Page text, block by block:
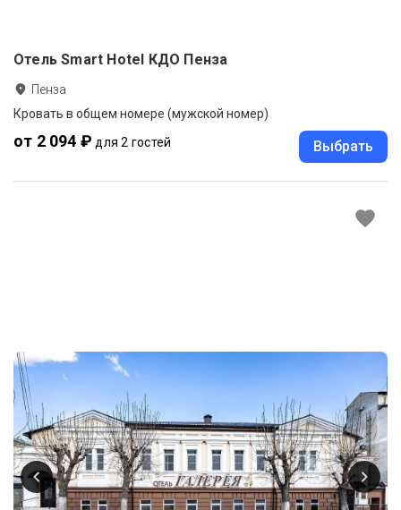
Отель Smart Hotel КДО Пенза
Пенза
Кровать в общем номере (мужской номер)
от 2 094 ₽ для 2 гостей Выбрать